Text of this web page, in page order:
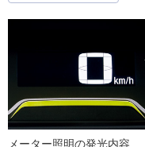
メーター照明の発光内容